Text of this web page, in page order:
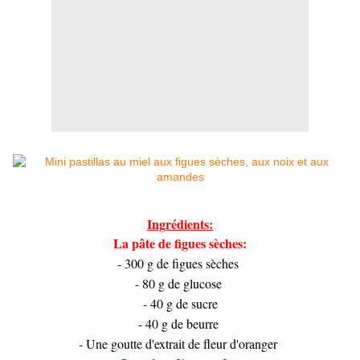
Ingrédients:
La pâte de figues sèches:
- 300 g de figues sèches
- 80 g de glucose
- 40 g de sucre
- 40 g de beurre
- Une goutte d'extrait de fleur d'oranger